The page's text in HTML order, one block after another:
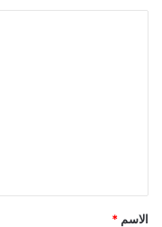
*
الاسم *